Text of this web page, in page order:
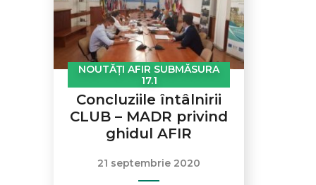
NOUTĂȚI AFIR SUBMĂSURA
17.1
Concluziile întâlnirii
CLUB – MADR privind
ghidul AFIR
21 septembrie 2020